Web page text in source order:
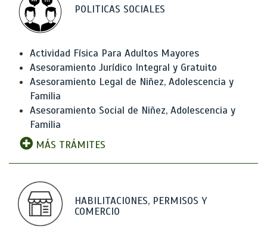
POLITICAS SOCIALES
Actividad Física Para Adultos Mayores
Asesoramiento Jurídico Integral y Gratuito
Asesoramiento Legal de Niñez, Adolescencia y
Familia
Asesoramiento Social de Niñez, Adolescencia y
Familia
MÁS TRÁMITES
HABILITACIONES, PERMISOS Y
COMERCIO